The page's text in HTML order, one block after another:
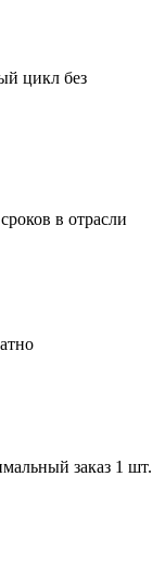
цикл без
в отрасли
заказ 1 шт.